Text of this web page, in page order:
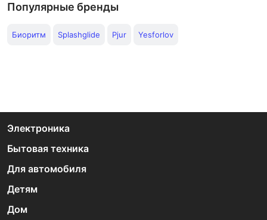
Популярные бренды
Биоритм Splashglide Pjur Yesforlov
Электроника
Бытовая техника
Для автомобиля
Детям
Дом